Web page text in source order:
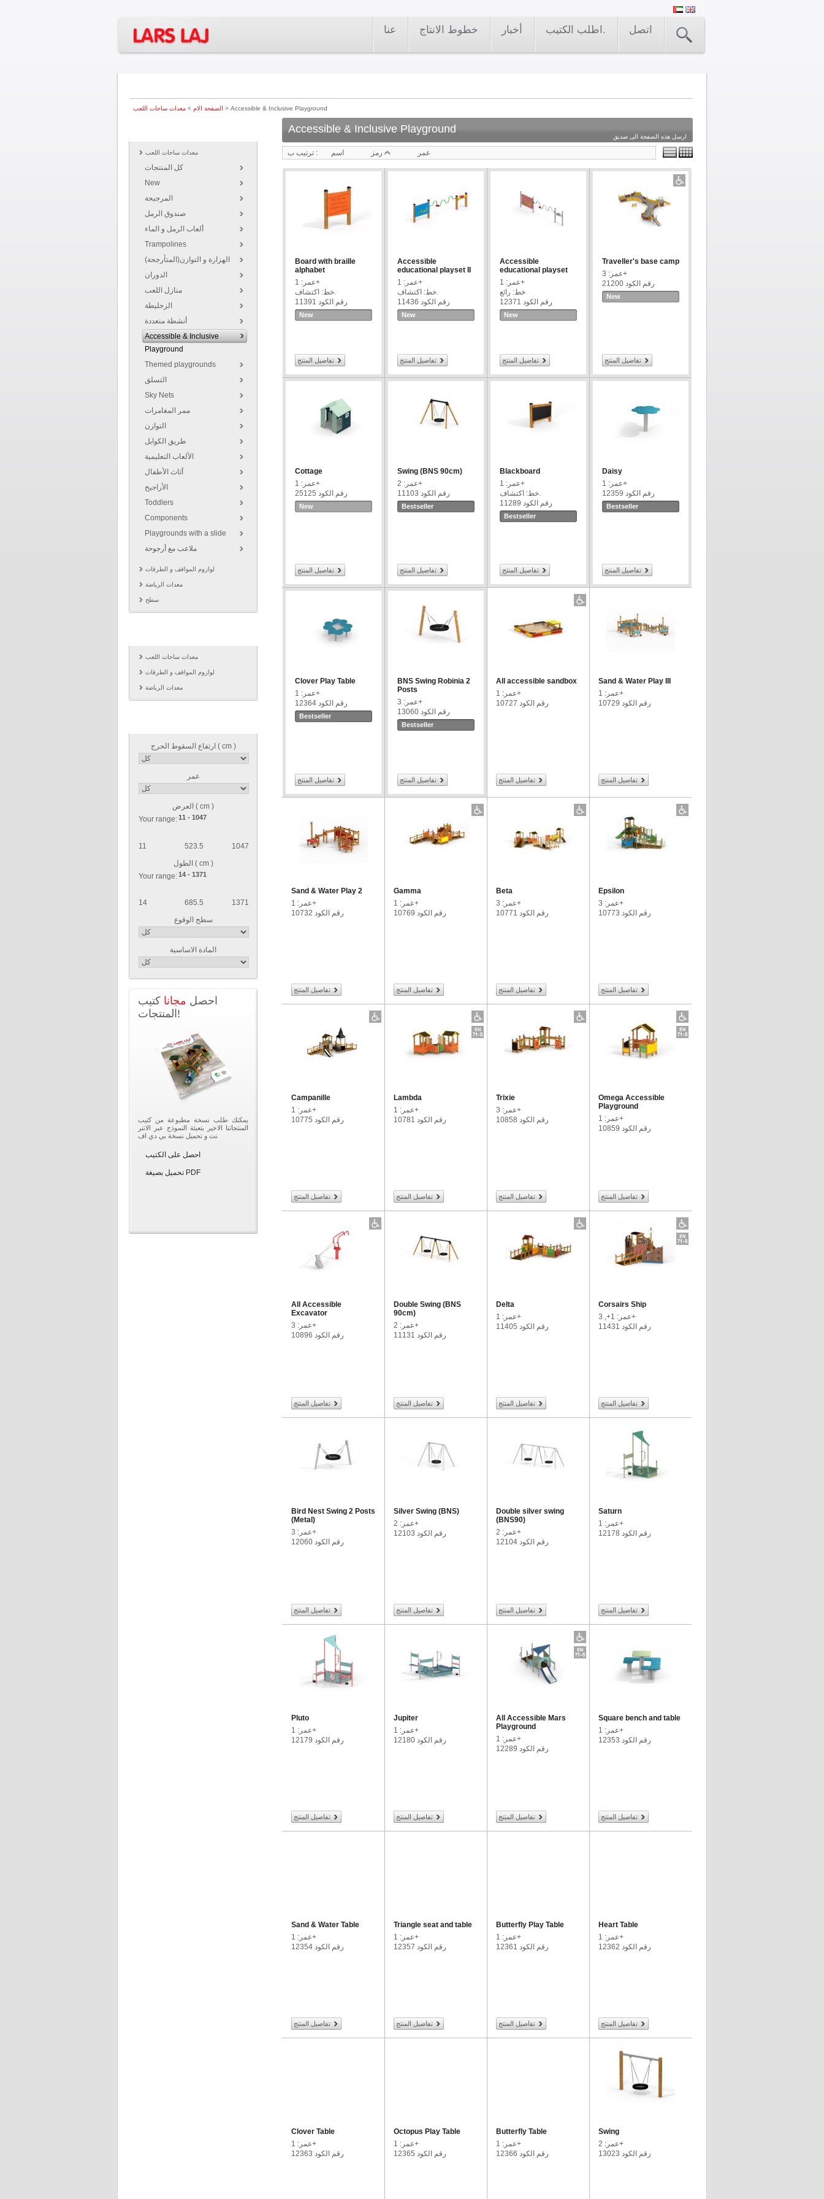
عنا خطوط الانتاج أخبار اطلب الكتيب. اتصل
الصفحة الام > معدات ساحات اللعب > Accessible & Inclusive Playground
معدات ساحات اللعب
كل المنتجات
New
المرجيحة
صندوق الرمل
ألعاب الرمل و الماء
Trampolines
الهزازة و التوازن(المتأرجحة)
الدوران
منازل اللعب
الزحليطة
أنشطة متعددة
Accessible & Inclusive
Playground
Themed playgrounds
التسلق
Sky Nets
ممر المغامرات
التوازن
طريق الكوابل
الألعاب التعليمية
أثاث الأطفال
الأراجيح
Toddlers
Components
Playgrounds with a slide
ملاعب مع أرجوحة
لوازوم المواقف و الطرقات
معدات الرياضة
سطح
معدات ساحات اللعب
لوازوم المواقف و الطرقات
معدات الرياضة
ارتفاع السقوط الحرج ( cm )
عمر
العرض ( cm )
Your range:
11 523.5
1047
الطول ( cm )
Your range:
14 685.5
1371
سطح الوقوع
المادة الاساسية
احصل مجانا كتيب
المنتجات!
يمكنك طلب نسخة مطبوعة من كتيب
المنتجاتنا الاخير بتعبئة النموذج عبر الانتر
نت و تحميل نسخة بي دي اف
احصل على الكتيب
تحميل بصيغة PDF
Accessible & Inclusive Playground
ارسل هذه الصفحة الى صديق
ترتيب ب : اسم عمر
Board with braille
alphabet
عمر: 1+
خط: اكتشاف.
رقم الكود 11391
New
تفاصيل المنتج
Accessible
educational playset II
عمر: 1+
خط: اكتشاف.
رقم الكود 11436
New
تفاصيل المنتج
Accessible
educational playset
عمر: 1+
خط: رائع
رقم الكود 12371
New
تفاصيل المنتج
Traveller's base camp
عمر: 3+
رقم الكود 21200
New
تفاصيل المنتج
Cottage
عمر: 1+
رقم الكود 25125
New
تفاصيل المنتج
Swing (BNS 90cm)
عمر: 2+
رقم الكود 11103
Bestseller
تفاصيل المنتج
Blackboard
عمر: 1+
خط: اكتشاف.
رقم الكود 11289
Bestseller
تفاصيل المنتج
Daisy
عمر: 1+
رقم الكود 12359
Bestseller
تفاصيل المنتج
Clover Play Table
عمر: 1+
رقم الكود 12364
Bestseller
تفاصيل المنتج
BNS Swing Robinia 2
Posts
عمر: 3+
رقم الكود 13060
Bestseller
تفاصيل المنتج
All accessible sandbox
عمر: 1+
رقم الكود 10727
تفاصيل المنتج
Sand & Water Play III
عمر: 1+
رقم الكود 10729
تفاصيل المنتج
Sand & Water Play 2
عمر: 1+
رقم الكود 10732
تفاصيل المنتج
Gamma
عمر: 1+
رقم الكود 10769
تفاصيل المنتج
Beta
عمر: 3+
رقم الكود 10771
تفاصيل المنتج
Epsilon
عمر: 3+
رقم الكود 10773
تفاصيل المنتج
Campanille
عمر: 1+
رقم الكود 10775
تفاصيل المنتج
Lambda
عمر: 1+
رقم الكود 10781
تفاصيل المنتج
Trixie
عمر: 3+
رقم الكود 10858
تفاصيل المنتج
Omega Accessible
Playground
عمر: 1+
رقم الكود 10859
تفاصيل المنتج
All Accessible
Excavator
عمر: 3+
رقم الكود 10896
تفاصيل المنتج
Double Swing (BNS
90cm)
عمر: 2+
رقم الكود 11131
تفاصيل المنتج
Delta
عمر: 1+
رقم الكود 11405
تفاصيل المنتج
Corsairs Ship
عمر: 1+, 3+
رقم الكود 11431
تفاصيل المنتج
Bird Nest Swing 2 Posts
(Metal)
عمر: 3+
رقم الكود 12060
تفاصيل المنتج
Silver Swing (BNS)
عمر: 2+
رقم الكود 12103
تفاصيل المنتج
Double silver swing
(BNS90)
عمر: 2+
رقم الكود 12104
تفاصيل المنتج
Saturn
عمر: 1+
رقم الكود 12178
تفاصيل المنتج
Pluto
عمر: 1+
رقم الكود 12179
تفاصيل المنتج
Jupiter
عمر: 1+
رقم الكود 12180
تفاصيل المنتج
All Accessible Mars
Playground
عمر: 1+
رقم الكود 12289
تفاصيل المنتج
Square bench and table
عمر: 1+
رقم الكود 12353
تفاصيل المنتج
Sand & Water Table
عمر: 1+
رقم الكود 12354
تفاصيل المنتج
Triangle seat and table
عمر: 1+
رقم الكود 12357
تفاصيل المنتج
Butterfly Play Table
عمر: 1+
رقم الكود 12361
تفاصيل المنتج
Heart Table
عمر: 1+
رقم الكود 12362
تفاصيل المنتج
Clover Table
عمر: 1+
رقم الكود 12363
Octopus Play Table
عمر: 1+
رقم الكود 12365
Butterfly Table
عمر: 1+
رقم الكود 12366
Swing
عمر: 2+
رقم الكود 13023